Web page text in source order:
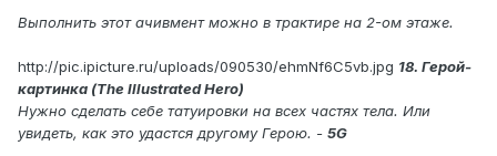
Выполнить этот ачивмент можно в трактире на 2-ом этаже.
http://pic.ipicture.ru/uploads/090530/ehmNf6C5vb.jpg 18. Герой-
картинка (The Illustrated Hero)
Нужно сделать себе татуировки на всех частях тела. Или
увидеть, как это удастся другому Герою. - 5G